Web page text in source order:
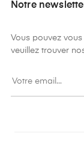
Notre
Vous pouvez
veuillez trouver